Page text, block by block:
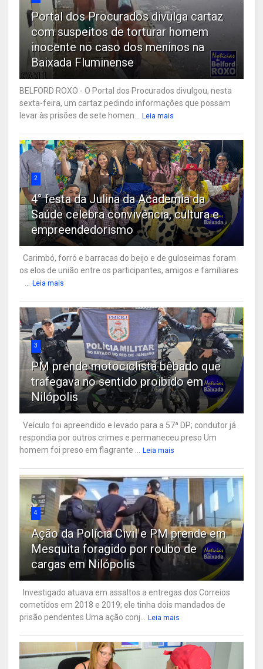
Portal dos Procurados divulga cartaz
com suspeitos de torturar homem
inocente no caso dos meninos na
Baixada Fluminense
BELFORD ROXO - O Portal dos Procurados divulgou, nesta
sexta-feira, um cartaz pedindo informações que possam
levar às prisões de sete homen...
Leia mais
2
4° festa da Julina da Academia da
Saúde celebra convivência, cultura e
empreendedorismo
Carimbó, forró e barracas do beijo e de guloseimas foram
os elos de união entre os participantes, amigos e familiares
Leia mais
3
PM prende motociclista bêbado que
trafegava no sentido proibido em
Nilópolis
Veículo foi apreendido e levado para a 57ª DP; condutor já
respondia por outros crimes e permaneceu preso Um
homem foi preso em flagrante ...
Leia mais
4
Ação da Polícia Civil e PM prende em
Mesquita foragido por roubo de
cargas em Nilópolis
Investigado atuava em assaltos a entregas dos Correios
cometidos em 2018 e 2019; ele tinha dois mandados de
prisão pendentes Uma ação conj...
Leia mais